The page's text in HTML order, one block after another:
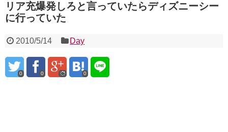
リア充爆発しろと言っていたらディズニーシー
に行っていた
2010/5/14 Day
0 0 0